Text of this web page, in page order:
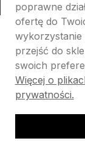
poprawne
ofertę do
przejść do
swoich
Więcej o
prywatności.